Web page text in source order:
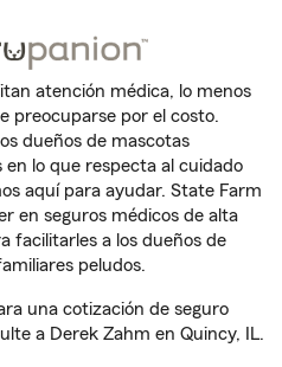
atención médica, lo menos
preocuparse por el costo.
dueños de mascotas
lo que respecta al cuidado
aquí para ayudar. State Farm
en seguros médicos de alta
facilitarles a los dueños de
peludos.
una cotización de seguro
a Derek Zahm en Quincy, IL.